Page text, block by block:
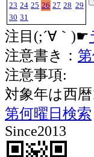
23 24 25 26 27 28 29
30 31
注目(;´∀｀)☛
注意書き：
注意事項:
対象年は西
第何曜日検索
Since2013